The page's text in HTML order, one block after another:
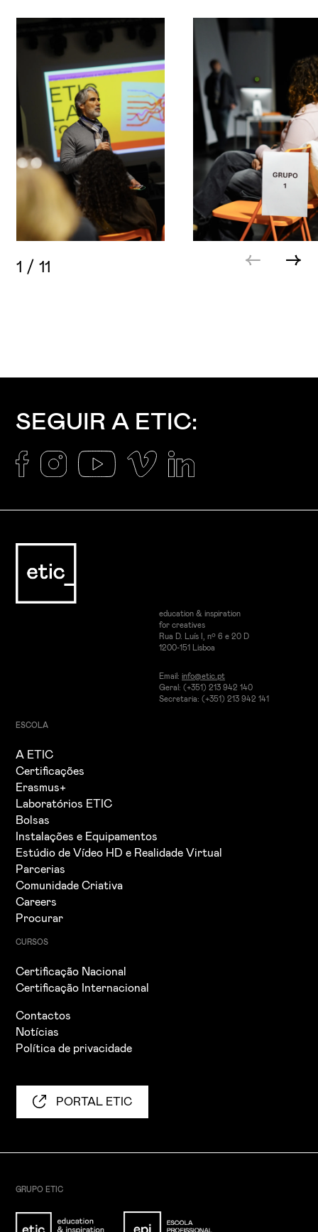
1 /11
SEGUIR A ETIC:
education & inspiration
for creatives
Rua D. Luís I, nº 6 e 20 D
1200-151 Lisboa
Email: info@etic.pt
Geral: (+351) 213 942 140
Secretaria: (+351) 213 942 141
ESCOLA
A ETIC
Certificações
Erasmus+
Laboratórios ETIC
Bolsas
Instalações e Equipamentos
Estúdio de Vídeo HD e Realidade Virtual
Parcerias
Comunidade Criativa
Careers
Procurar
CURSOS
Certificação Nacional
Certificação Internacional
Contactos
Notícias
Política de privacidade
PORTAL ETIC
GRUPO ETIC